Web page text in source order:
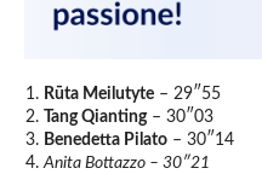
Rūta Meilutyte – 29″55
Tang Qianting– 30″03
Benedetta Pilato – 30″14
Anita Bottazzo – 30″21